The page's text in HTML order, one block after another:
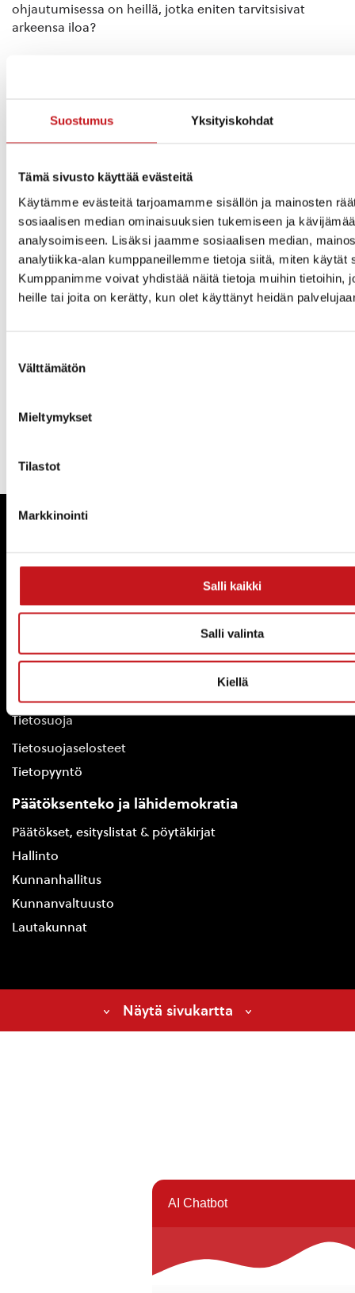
Suostumus Yksityiskohdat
Tämä sivusto käyttää evästeitä
Käytämme evästeitä tarjoamamme sisällön ja mainosten
sosiaalisen median ominaisuuksien tukemiseen ja
analysoimiseen. Lisäksi jaamme sosiaalisen median,
analytiikka-alan kumppaneillemme tietoja siitä, miten käytät
Kumppanimme voivat yhdistää näitä tietoja muihin tietoihin,
heille tai joita on kerätty, kun olet käyttänyt heidän
valinta
Välttämätön
Mieltymykset
Tilastot
Markkinointi
Salli kaikki
Salli valinta
Kiellä
ohjautumisessa on heillä, jotka eniten tarvitsisivat
arkeensa iloa?
terveyden edistämisen toimijat yhteen. Lisäksi
Iltaan voi ilmoittautua 17.9 saakka allaolevan linkin
kautta
https://forms.office.com/Pages/ResponsePage.aspx?
id=KZPsyMOzmkiSJw9w0jLk-
gckd7qRL8VIiARLX0U8L6BUQ1JMWUFDVVVCRUpNNFZH
Strategiat, ohjelmat, ohjeet, suunnitelmat, säännöt ja
Asiakirjajulkisuuskuvaus
Saavutettavuusseloste
Tietosuoja
Tietosuojaselosteet
Tietopyyntö
Päätöksenteko ja lähidemokratia
Päätökset, esityslistat & pöytäkirjat
Hallinto
Kunnanhallitus
Kunnanvaltuusto
Lautakunnat
Näytä sivukartta